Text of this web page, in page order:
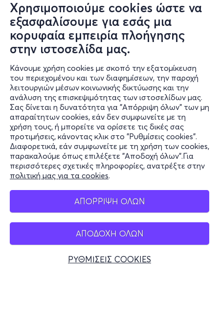
Χρησιμοποιούμε cookies ώστε να
εξασφαλίσουμε για εσάς μια
κορυφαία εμπειρία πλοήγησης
στην ιστοσελίδα μας.
Κάνουμε χρήση cookies με σκοπό την εξατομίκευση
του περιεχομένου και των διαφημίσεων, την παροχή
λειτουργιών μέσων κοινωνικής δικτύωσης και την
ανάλυση της επισκεψιμότητας των ιστοσελίδων μας.
Σας δίνεται η δυνατότητα για "Απόρριψη όλων" των μη
απαραίτητων cookies, εάν δεν συμφωνείτε με τη
χρήση τους, ή μπορείτε να ορίσετε τις δικές σας
προτιμήσεις, κάνοντας κλικ στο "Ρυθμίσεις cookies".
Διαφορετικά, εάν συμφωνείτε με τη χρήση των cookies,
παρακαλούμε όπως επιλέξετε "Αποδοχή όλων".Για
περισσότερες σχετικές πληροφορίες, ανατρέξτε στην
πολιτική μας για τα cookies.
ΑΠΟΡΡΙΨΗ ΟΛΩΝ
ΑΠΟΔΟΧΗ ΟΛΩΝ
ΡΥΘΜΙΣΕΙΣ COOKIES
Πληροφορίες
Υποστήριξη
Stay Connected
Mobile app